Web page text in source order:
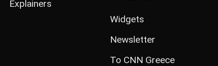
Explainers
Widgets
Newsletter
Το CNN Greece